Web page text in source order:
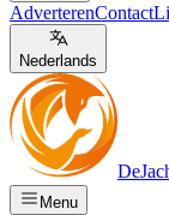
AdverterenContact
Nederlands
Menu